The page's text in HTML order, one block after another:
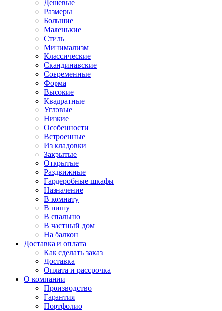
Дешевые
Размеры
Большие
Маленькие
Стиль
Минимализм
Классические
Скандинавские
Современные
Форма
Высокие
Квадратные
Угловые
Низкие
Особенности
Встроенные
Из кладовки
Закрытые
Открытые
Раздвижные
Гардеробные шкафы
Назначение
В комнату
В нишу
В спальню
В частный дом
На балкон
Доставка и оплата
Как сделать заказ
Доставка
Оплата и рассрочка
О компании
Производство
Гарантия
Портфолио